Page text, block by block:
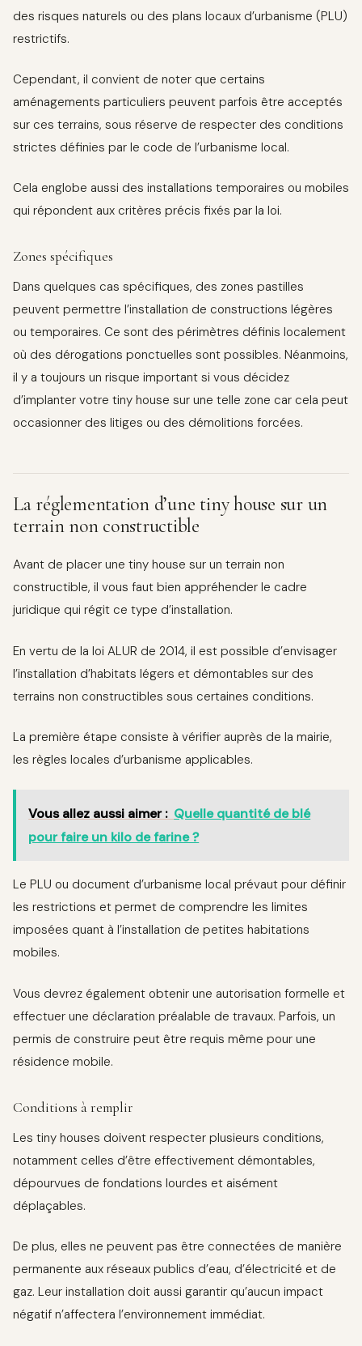
des risques naturels ou des plans locaux d’urbanisme (PLU)
restrictifs.
Cependant, il convient de noter que certains
aménagements particuliers peuvent parfois être acceptés
sur ces terrains, sous réserve de respecter des conditions
strictes définies par le code de l’urbanisme local.
Cela englobe aussi des installations temporaires ou mobiles
qui répondent aux critères précis fixés par la loi.
Zones spécifiques
Dans quelques cas spécifiques, des zones pastilles
peuvent permettre l’installation de constructions légères
ou temporaires. Ce sont des périmètres définis localement
où des dérogations ponctuelles sont possibles. Néanmoins,
il y a toujours un risque important si vous décidez
d’implanter votre tiny house sur une telle zone car cela peut
occasionner des litiges ou des démolitions forcées.
La réglementation d’une tiny house sur un
terrain non constructible
Avant de placer une tiny house sur un terrain non
constructible, il vous faut bien appréhender le cadre
juridique qui régit ce type d’installation.
En vertu de la loi ALUR de 2014, il est possible d’envisager
l’installation d’habitats légers et démontables sur des
terrains non constructibles sous certaines conditions.
La première étape consiste à vérifier auprès de la mairie,
les règles locales d’urbanisme applicables.
Vous allez aussi aimer : Quelle quantité de blé
pour faire un kilo de farine ?
Le PLU ou document d’urbanisme local prévaut pour définir
les restrictions et permet de comprendre les limites
imposées quant à l’installation de petites habitations
mobiles.
Vous devrez également obtenir une autorisation formelle et
effectuer une déclaration préalable de travaux. Parfois, un
permis de construire peut être requis même pour une
résidence mobile.
Conditions à remplir
Les tiny houses doivent respecter plusieurs conditions,
notamment celles d’être effectivement démontables,
dépourvues de fondations lourdes et aisément
déplaçables.
De plus, elles ne peuvent pas être connectées de manière
permanente aux réseaux publics d’eau, d’électricité et de
gaz. Leur installation doit aussi garantir qu’aucun impact
négatif n’affectera l’environnement immédiat.